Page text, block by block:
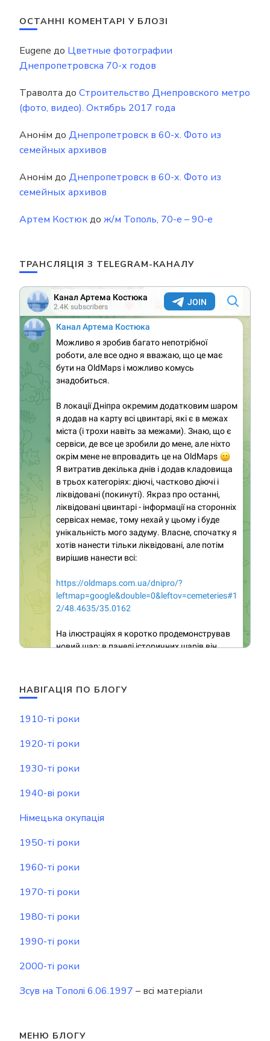
ОСТАННІ КОМЕНТАРІ У БЛОЗІ
Eugene до Цветные фотографии
Днепропетровска 70-х годов
Траволта до Строительство Днепровского метро
(фото, видео). Октябрь 2017 года
Анонім до Днепропетровск в 60-х. Фото из
семейных архивов
Анонім до Днепропетровск в 60-х. Фото из
семейных архивов
Артем Костюкдо ж/м Тополь, 70-е – 90-е
ТРАНСЛЯЦІЯ З TELEGRAM-КАНАЛУ
НАВІГАЦІЯ ПО БЛОГУ
1910-ті роки
1920-ті роки
1930-ті роки
1940-ві роки
Німецька окупація
1950-ті роки
1960-ті роки
1970-ті роки
1980-ті роки
1990-ті роки
2000-ті роки
Зсув на Тополі 6.06.1997 – всі матеріали
МЕНЮ БЛОГУ